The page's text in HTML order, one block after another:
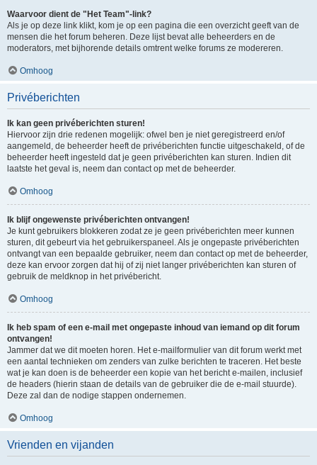
Waarvoor dient de "Het Team"-link?
Als je op deze link klikt, kom je op een pagina die een overzicht geeft van de
mensen die het forum beheren. Deze lijst bevat alle beheerders en de
moderators, met bijhorende details omtrent welke forums ze modereren.
Omhoog
Privéberichten
Ik kan geen privéberichten sturen!
Hiervoor zijn drie redenen mogelijk: ofwel ben je niet geregistreerd en/of
aangemeld, de beheerder heeft de privéberichten functie uitgeschakeld, of de
beheerder heeft ingesteld dat je geen privéberichten kan sturen. Indien dit
laatste het geval is, neem dan contact op met de beheerder.
Omhoog
Ik blijf ongewenste privéberichten ontvangen!
Je kunt gebruikers blokkeren zodat ze je geen privéberichten meer kunnen
sturen, dit gebeurt via het gebruikerspaneel. Als je ongepaste privéberichten
ontvangt van een bepaalde gebruiker, neem dan contact op met de beheerder,
deze kan ervoor zorgen dat hij of zij niet langer privéberichten kan sturen of
gebruik de meldknop in het privébericht.
Omhoog
Ik heb spam of een e-mail met ongepaste inhoud van iemand op dit forum
ontvangen!
Jammer dat we dit moeten horen. Het e-mailformulier van dit forum werkt met
een aantal technieken om zenders van zulke berichten te traceren. Het beste
wat je kan doen is de beheerder een kopie van het bericht e-mailen, inclusief
de headers (hierin staan de details van de gebruiker die de e-mail stuurde).
Deze zal dan de nodige stappen ondernemen.
Omhoog
Vrienden en vijanden